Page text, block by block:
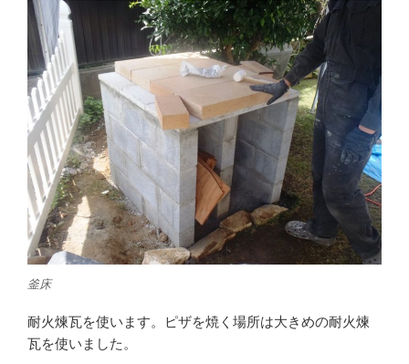
釜床
耐火煉瓦を使います。ピザを焼く場所は大きめの耐火煉
瓦を使いました。